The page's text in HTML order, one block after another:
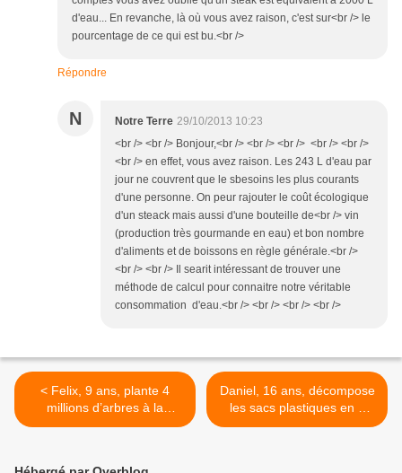
d'eau... En revanche, là où vous avez raison, c'est sur<br /> le
pourcentage de ce qui est bu.<br />
Répondre
N Notre Terre 29/10/2013 10:23
<br /> <br /> Bonjour,<br /> <br /> <br /> <br /> <br />
<br /> en effet, vous avez raison. Les 243 L d'eau par
jour ne couvrent que le sbesoins les plus courants
d'une personne. On peur rajouter le coût écologique
d'un steack mais aussi d'une bouteille de<br /> vin
(production très gourmande en eau) et bon nombre
d'aliments et de boissons en règle générale.<br />
<br /> <br /> Il searit intéressant de trouver une
méthode de calcul pour connaitre notre véritable
consommation d'eau.<br /> <br /> <br /> <br />
< Felix, 9 ans, plante 4
millions d’arbres à la
surface du globe
Daniel, 16 ans, décompose
les sacs plastiques en 3
mois >